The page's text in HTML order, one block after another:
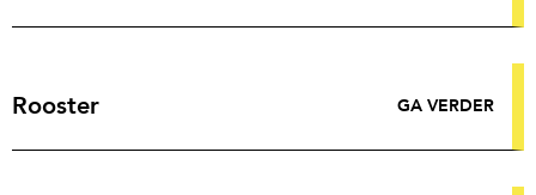
Rooster GA VERDER